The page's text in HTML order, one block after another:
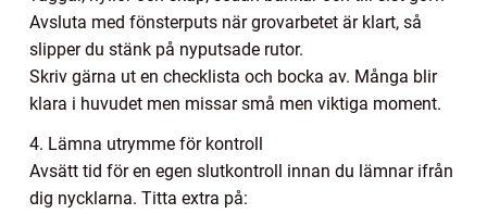
Avsluta med fönsterputs när grovarbetet är klart, så
slipper du stänk på nyputsade rutor.
Skriv gärna ut en checklista och bocka av. Många blir
klara i huvudet men missar små men viktiga moment.
4. Lämna utrymme för kontroll
Avsätt tid för en egen slutkontroll innan du lämnar ifrån
dig nycklarna. Titta extra på: